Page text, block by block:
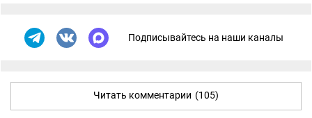
Подписывайтесь на наши каналы
Читать комментарии (105)